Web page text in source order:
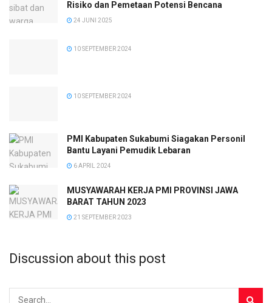
Risiko dan Pemetaan Potensi Bencana
24 JUNI 2025
10 SEPTEMBER 2024
10 SEPTEMBER 2024
PMI Kabupaten Sukabumi Siagakan Personil
Bantu Layani Pemudik Lebaran
6 APRIL 2024
MUSYAWARAH KERJA PMI PROVINSI JAWA
BARAT TAHUN 2023
21 SEPTEMBER 2023
Discussion about this post